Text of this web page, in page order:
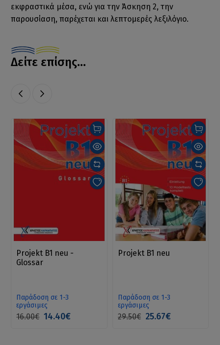
εκφραστικά μέσα, ενώ για την Άσκηση 2, την
παρουσίαση, παρέχεται και λεπτομερές λεξιλόγιο.
Δείτε επίσης...
Projekt B1 neu -
Glossar
Παράδοση σε 1-3
εργάσιμες
16.00€ 14.40€
Projekt B1 neu
Παράδοση σε 1-3
εργάσιμες
29.50€ 25.67€